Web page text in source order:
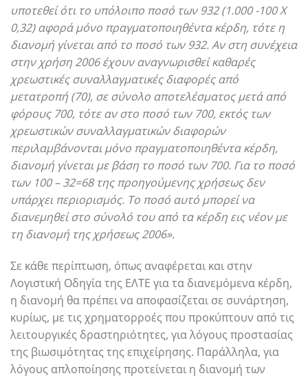
υποτεθεί ότι το υπόλοιπο ποσό των 932 (1.000 -100 Χ
0,32) αφορά μόνο πραγματοποιηθέντα κέρδη, τότε η
διανομή γίνεται από το ποσό των 932. Αν στη συνέχεια
στην χρήση 2006 έχουν αναγνωρισθεί καθαρές
χρεωστικές συναλλαγματικές διαφορές από
μετατροπή (70), σε σύνολο αποτελέσματος μετά από
φόρους 700, τότε αν στο ποσό των 700, εκτός των
χρεωστικών συναλλαγματικών διαφορών
περιλαμβάνονται μόνο πραγματοποιηθέντα κέρδη,
διανομή γίνεται με βάση το ποσό των 700. Για το ποσό
των 100 – 32=68 της προηγούμενης χρήσεως δεν
υπάρχει περιορισμός. Το ποσό αυτό μπορεί να
διανεμηθεί στο σύνολό του από τα κέρδη εις νέον με
τη διανομή της χρήσεως 2006».
Σε κάθε περίπτωση, όπως αναφέρεται και στην
Λογιστική Οδηγία της ΕΛΤΕ για τα διανεμόμενα κέρδη,
η διανομή θα πρέπει να αποφασίζεται σε συνάρτηση,
κυρίως, με τις χρηματορροές που προκύπτουν από τις
λειτουργικές δραστηριότητες, για λόγους προστασίας
της βιωσιμότητας της επιχείρησης. Παράλληλα, για
λόγους απλοποίησης προτείνεται η διανομή των